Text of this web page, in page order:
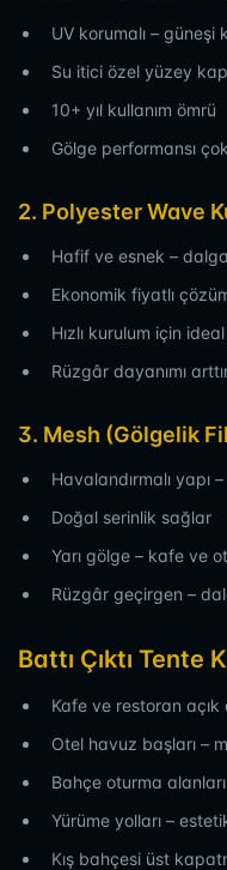
UV korumalı – güneşi
Su itici özel yüzey
10+ yıl kullanım ömrü
Gölge performansı
2. Polyester Wave
Hafif ve esnek –
Ekonomik fiyatlı
Hızlı kurulum için ideal
Rüzgâr dayanımı
3. Mesh (Gölgelik
Havalandırmalı yapı
Doğal serinlik sağlar
Yarı gölge – kafe ve
Rüzgâr geçirgen –
Battı Çıktı Tente
Kafe ve restoran
Otel havuz başları –
Bahçe oturma
Yürüme yolları –
Kış bahçesi üst